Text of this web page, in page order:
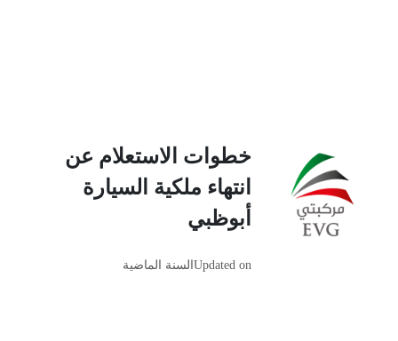
خطوات الاستعلام عن
انتهاء ملكية السيارة
أبوظبي
Updated onالسنة الماضية